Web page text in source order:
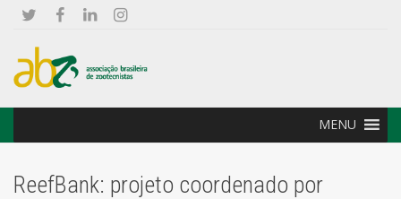
MENU
ReefBank: projeto coordenado por